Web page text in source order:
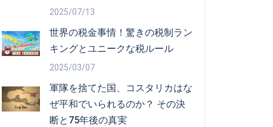
2025/07/13
世界の税金事情！驚きの税制ラン
キングとユニークな税ルール
2025/03/07
軍隊を捨てた国、コスタリカはな
ぜ平和でいられるのか？ その決
断と75年後の真実